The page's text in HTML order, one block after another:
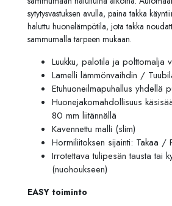
sytytysvastuksen avulla, paina takka
haluttu huonelämpötila, jota takka
sammumalla tarpeen mukaan.
Luukku, palotila ja polttomalja
Lamelli lämmönvaihdin /
Etuhuoneilmapuhallus yhdellä
Huonejakomahdollisuus
80 mm liitännällä
Kavennettu malli (slim)
Hormiliitoksen sijainti: Takaa /
Irrotettava tulipesän tausta tai
(nuohoukseen)
EASY toiminto